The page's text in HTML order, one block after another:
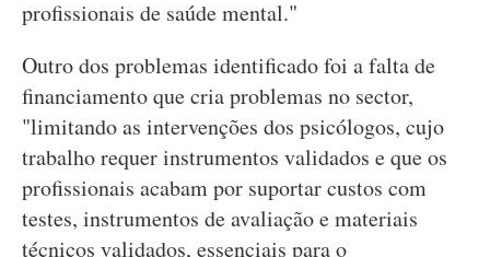
profissionais de saúde mental."
Outro dos problemas identificado foi a falta de
financiamento que cria problemas no sector,
"limitando as intervenções dos psicólogos, cujo
trabalho requer instrumentos validados e que os
profissionais acabam por suportar custos com
testes, instrumentos de avaliação e materiais
técnicos validados, essenciais para o